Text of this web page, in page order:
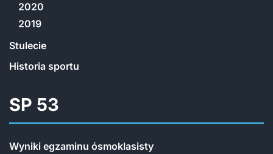
2020
2019
Stulecie
Historia sportu
SP 53
Wyniki egzaminu ósmoklasisty